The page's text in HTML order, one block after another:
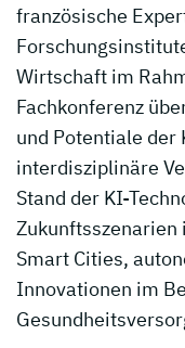
französische
Wirtschaft im
Fachkonferenz
und Potentiale der
interdisziplinäre
Stand der KI-
Zukunftsszenarien
Smart Cities,
Innovationen im